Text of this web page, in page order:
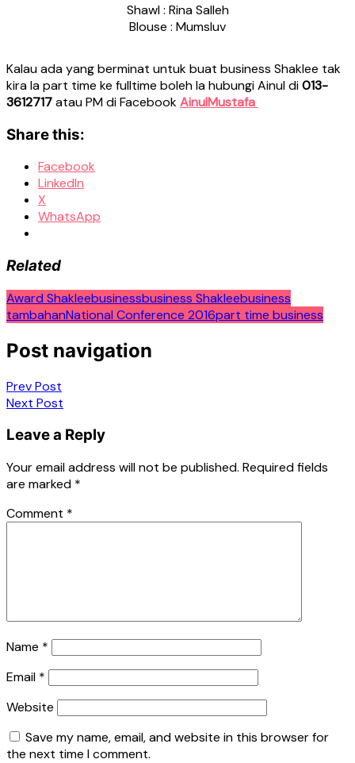
Shawl : Rina Salleh
Blouse : Mumsluv
Kalau ada yang berminat untuk buat business Shaklee tak
kira la part time ke fulltime boleh la hubungi Ainul di013-
3612717atau PM di FacebookAinulMustafa
Share this:
Facebook
LinkedIn
X
WhatsApp
Related
Award Shakleebusinessbusiness Shakleebusiness
tambahanNational Conference 2016part time business
Post navigation
Prev Post
Next Post
Leave a Reply
Your email address will not be published. Required fields
are marked *
Comment *
Name *
Email *
Website
Save my name, email, and website in this browser for
the next time I comment.